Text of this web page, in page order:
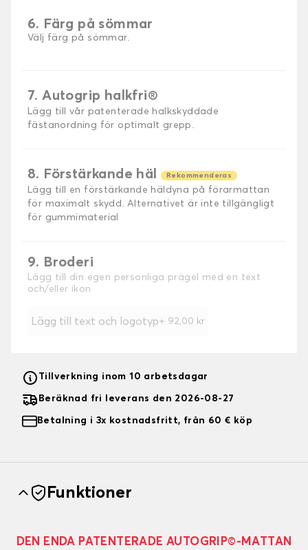
6. Färg på sömmar
Välj färg på sömmar.
7. Autogrip halkfri®
Lägg till vår patenterade halkskyddade
fästanordning för optimalt grepp.
8. Förstärkande häl Rekommenderas
Lägg till en förstärkande häldyna på förarmattan
för maximalt skydd. Alternativet är inte tillgängligt
för gummimaterial
9. Broderi
Lägg till din egen personliga prägel med en text
och/eller ikon
Lägg till text och logotyp+ 92,00 kr
Tillverkning inom 10 arbetsdagar
Beräknad fri leverans den 2026-08-27
Betalning i 3x kostnadsfritt, från 60 € köp
Funktioner
DEN ENDA PATENTERADE AUTOGRIP©-MATTAN